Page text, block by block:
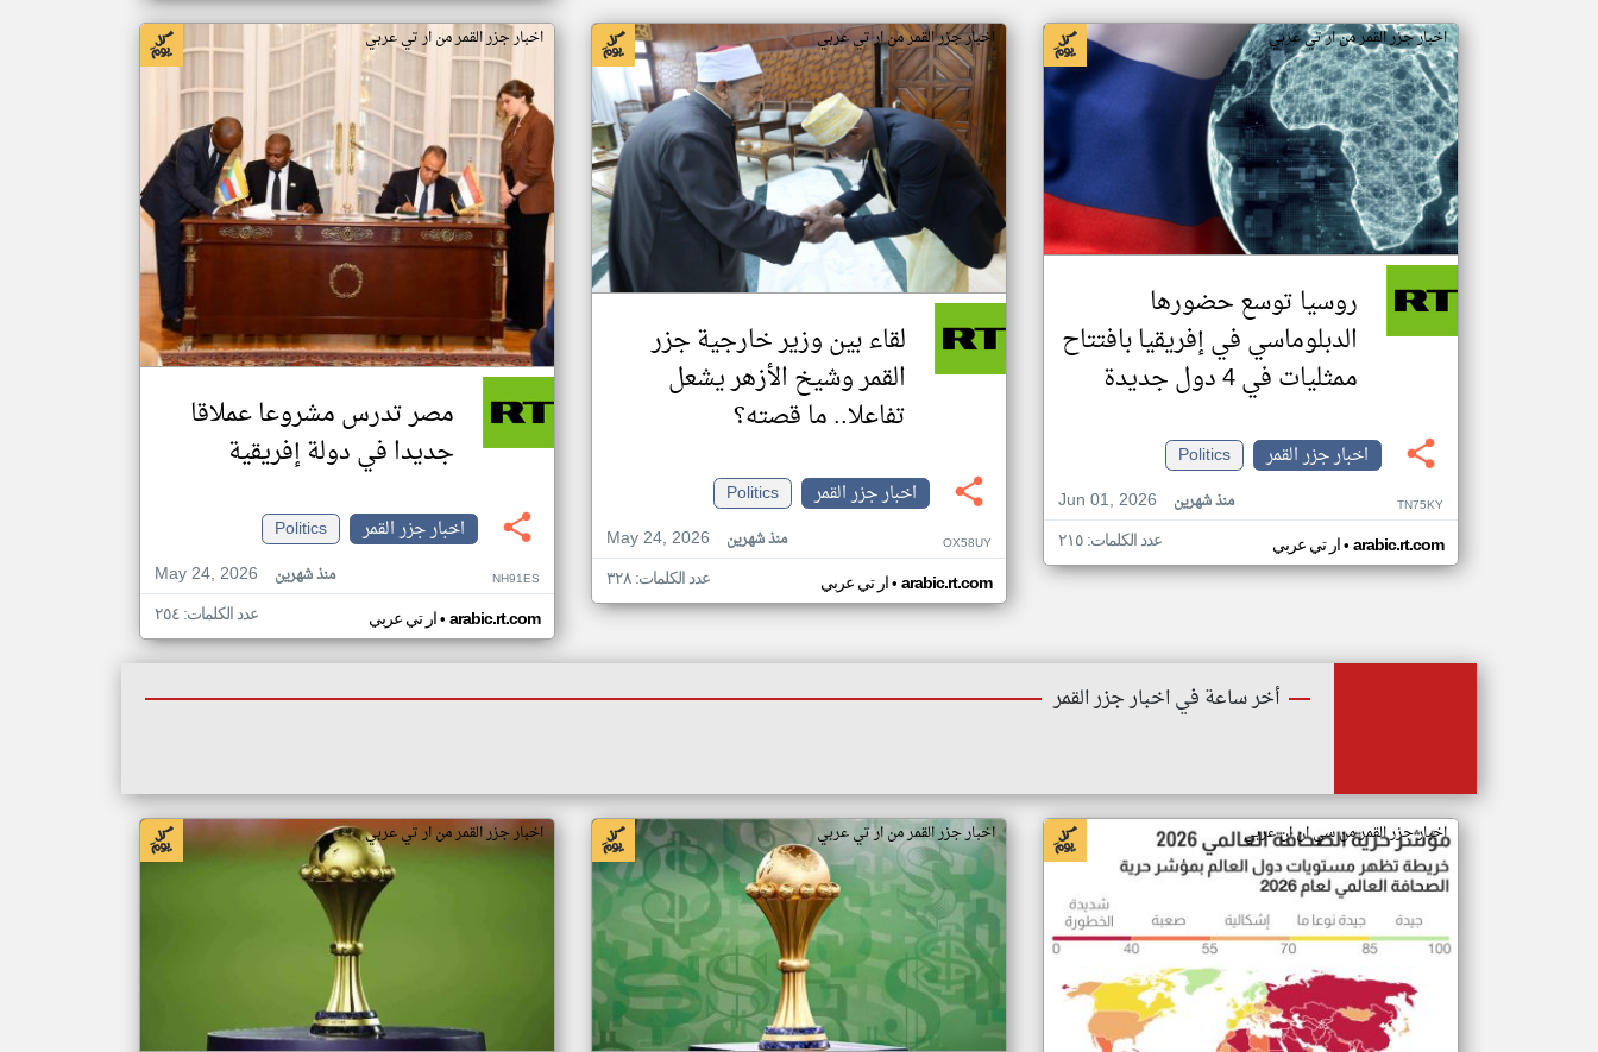
اخبار جزر القمر من ار تي عربي
روسيا توسع حضورها
الدبلوماسي في إفريقيا بافتتاح
ممثليات في 4 دول جديدة
اخبار جزر القمر
Politics
Jun 01, 2026
منذ شهرين TN75KY
ار تي عربي• arabic.rt.com عدد الكلمات: ٢١٥
اخبار جزر القمر من ار تي عربي
لقاء بين وزير خارجية جزر
القمر وشيخ الأزهر يشعل
تفاعلا.. ما قصته؟
اخبار جزر القمر
Politics
May 24, 2026
منذ شهرين OX58UY
ار تي عربي• arabic.rt.com عدد الكلمات: ٣٢٨
اخبار جزر القمر من ار تي عربي
مصر تدرس مشروعا عملاقا
جديدا في دولة إفريقية
اخبار جزر القمر
Politics
May 24, 2026
منذ شهرين NH91ES
ار تي عربي• arabic.rt.com عدد الكلمات: ٢٥٤
أخر ساعة في اخبار جزر القمر
اخبار جزر القمر من سي ان ان عربي اخبار جزر القمر من ار تي عربي اخبار جزر القمر من ار تي عربي